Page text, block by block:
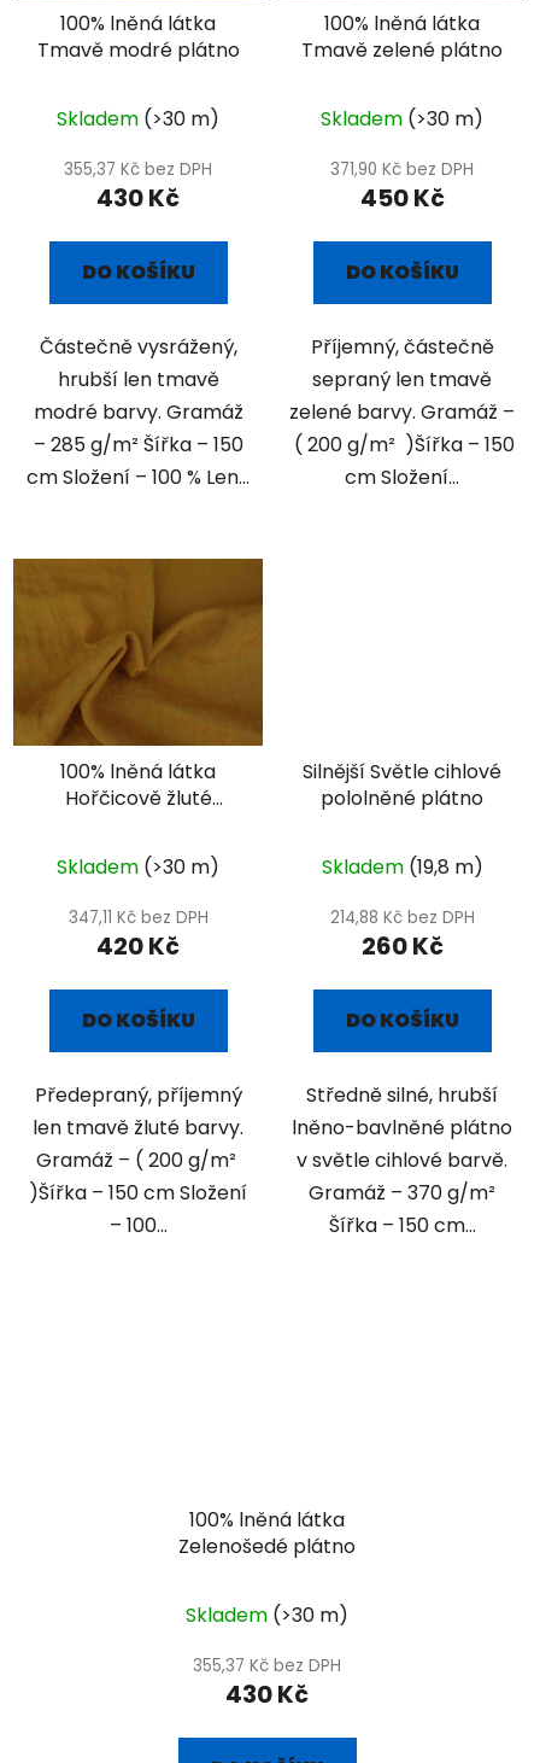
100% lněná látka
Tmavě modré plátno
Skladem (>30 m)
355,37 Kč bez DPH
430 Kč
DO KOŠÍKU
Částečně vysrážený,
hrubší len tmavě
modré barvy. Gramáž
– 285 g/m² Šířka – 150
cm Složení – 100 % Len...
100% lněná látka
Tmavě zelené plátno
Skladem (>30 m)
371,90 Kč bez DPH
450 Kč
DO KOŠÍKU
Příjemný, částečně
sepraný len tmavě
zelené barvy. Gramáž –
( 200 g/m² )Šířka – 150
cm Složení...
100% lněná látka
Hořčicově žluté
Skladem (>30 m)
347,11 Kč bez DPH
420 Kč
DO KOŠÍKU
Předepraný, příjemný
len tmavě žluté barvy.
Gramáž – ( 200 g/m²
)Šířka – 150 cm Složení
– 100...
Silnější Světle cihlové
pololněné plátno
Skladem (19,8 m)
214,88 Kč bez DPH
260 Kč
DO KOŠÍKU
Středně silné, hrubší
lněno-bavlněné plátno
v světle cihlové barvě.
Gramáž – 370 g/m²
Šířka – 150 cm...
100% lněná látka
Zelenošedé plátno
Skladem (>30 m)
355,37 Kč bez DPH
430 Kč